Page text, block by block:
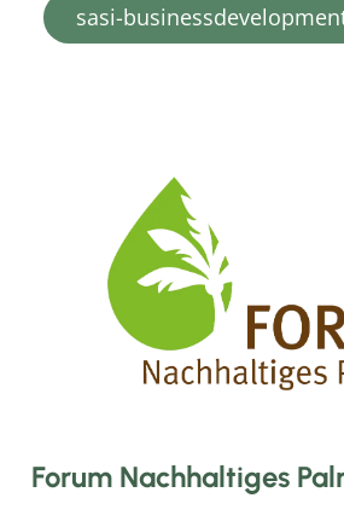
sasi-
Forum Nachhaltiges